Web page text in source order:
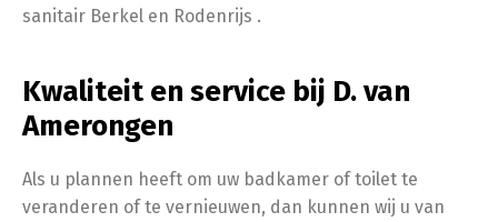
sanitair Berkel en Rodenrijs .
Kwaliteit en service bij D. van
Amerongen
Als u plannen heeft om uw badkamer of toilet te
veranderen of te vernieuwen, dan kunnen wij u van